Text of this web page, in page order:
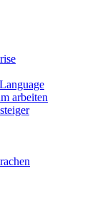
arbeiten